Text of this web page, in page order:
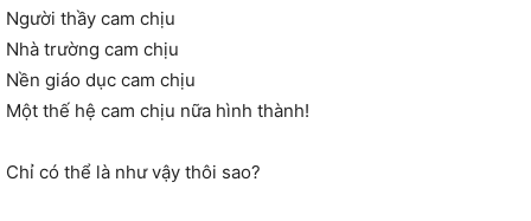
Người thầy cam chịu
Nhà trường cam chịu
Nền giáo dục cam chịu
Một thế hệ cam chịu nữa hình thành!
Chỉ có thể là như vậy thôi sao?